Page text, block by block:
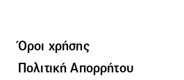
Όροι χρήσης
Πολιτική Απορρήτου